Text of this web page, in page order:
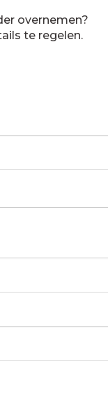
overnemen?
te regelen.